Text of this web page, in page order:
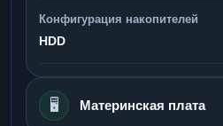
Конфигурация накопителей
HDD
🖥️ Материнская плата